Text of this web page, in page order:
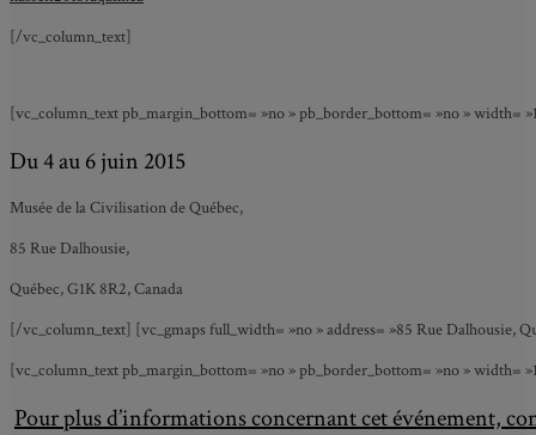
[/vc_column_text]
[vc_column_text pb_margin_bottom= »no » pb_border_bottom= »no » width=
Du 4 au 6 juin 2015
Musée de la Civilisation de Québec,
85 Rue Dalhousie,
Québec, G1K 8R2, Canada
[/vc_column_text] [vc_gmaps full_width= »no » address= »85 Rue Dalhousie,
[vc_column_text pb_margin_bottom= »no » pb_border_bottom= »no » width=
Pour plus d’informations concernant cet événement,